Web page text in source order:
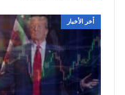
أخر الأخبار